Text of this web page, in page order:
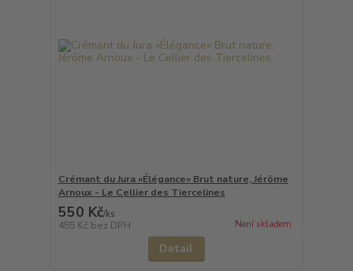
Crémant du Jura «Élégance» Brut nature, Jérôme
Arnoux - Le Cellier des Tiercelines
550 Kč/ks
455 Kč bez DPH Není skladem
Detail